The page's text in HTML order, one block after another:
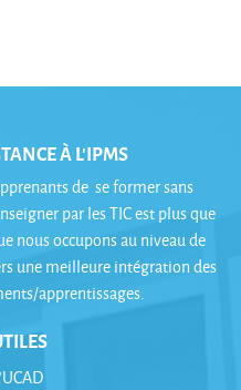
À L'IPMS
de se former sans
par les TIC est plus que
nous occupons au niveau de
une meilleure intégration des
apprentissages.